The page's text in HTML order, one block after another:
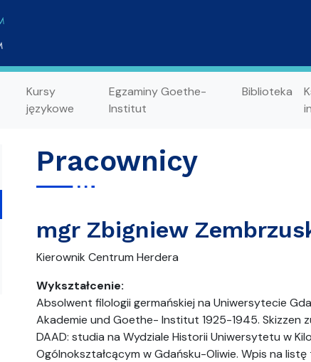
Kursy
językowe
Egzaminy Goethe-
Institut
Biblioteka
Pracownicy
mgr Zbigniew
Kierownik Centrum Herdera
Wykształcenie:
Absolwent filologii germańskiej na Uniwersytecie
Akademie und Goethe- Institut 1925-1945. Skizzen
DAAD: studia na Wydziale Historii Uniwersytetu w
Ogólnokształcącym w Gdańsku-Oliwie. Wpis na